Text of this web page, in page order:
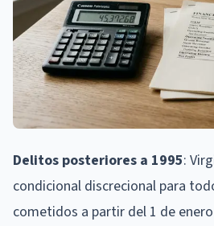
Delitos posteriores a 1995:
condicional discrecional para
cometidos a partir del 1 de